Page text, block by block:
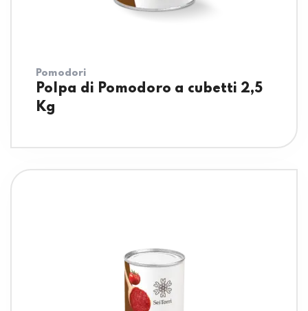
Pomodori
Polpa di Pomodoro a cubetti 2,5
Kg